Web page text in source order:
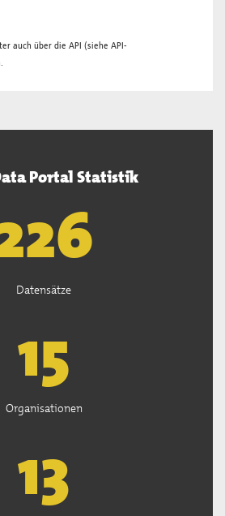
auch über die API (siehe API-
Portal Statistik
Datensätze
15
Organisationen
13